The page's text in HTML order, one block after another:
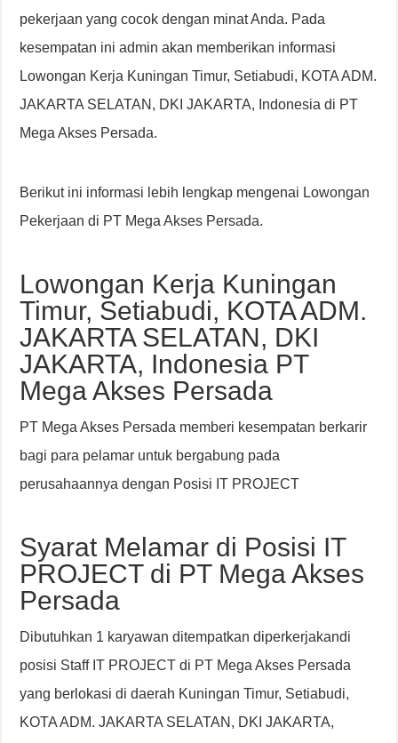
pekerjaan yang cocok dengan minat Anda. Pada
kesempatan ini admin akan memberikan informasi
Lowongan Kerja Kuningan Timur, Setiabudi, KOTA ADM.
JAKARTA SELATAN, DKI JAKARTA, Indonesia di PT
Mega Akses Persada.
Berikut ini informasi lebih lengkap mengenai Lowongan
Pekerjaan di PT Mega Akses Persada.
Lowongan Kerja Kuningan
Timur, Setiabudi, KOTA ADM.
JAKARTA SELATAN, DKI
JAKARTA, Indonesia PT
Mega Akses Persada
PT Mega Akses Persada memberi kesempatan berkarir
bagi para pelamar untuk bergabung pada
perusahaannya dengan Posisi IT PROJECT
Syarat Melamar di Posisi IT
PROJECT di PT Mega Akses
Persada
Dibutuhkan 1 karyawan ditempatkan diperkerjakandi
posisi Staff IT PROJECT di PT Mega Akses Persada
yang berlokasi di daerah Kuningan Timur, Setiabudi,
KOTA ADM. JAKARTA SELATAN, DKI JAKARTA,